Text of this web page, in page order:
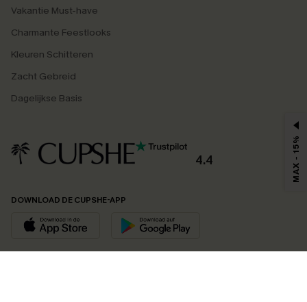
Vakantie Must-have
Charmante Feestlooks
Kleuren Schitteren
Zacht Gebreid
Dagelijkse Basis
4.4
DOWNLOAD DE CUPSHE-APP
MAX - 15%